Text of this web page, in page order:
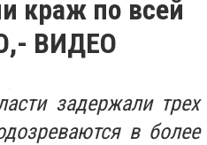
краж по всей
ВИДЕО
задержали трех
в более